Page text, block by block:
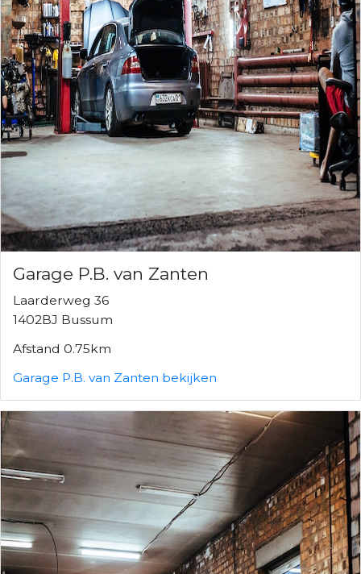
Garage P.B. van Zanten
Laarderweg 36
1402BJ Bussum
Afstand 0.75km
Garage P.B. van Zanten bekijken